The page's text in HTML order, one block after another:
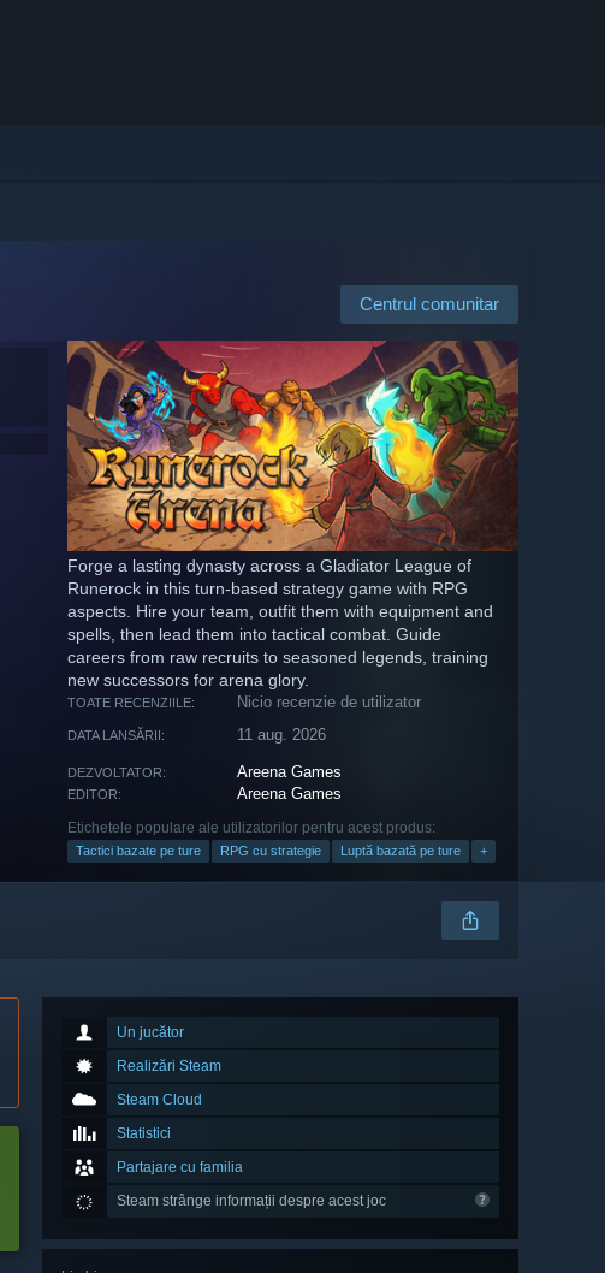
Centrul comunitar
Forge a lasting dynasty across a Gladiator League of
Runerock in this turn-based strategy game with RPG
aspects. Hire your team, outfit them with equipment and
spells, then lead them into tactical combat. Guide
careers from raw recruits to seasoned legends, training
new successors for arena glory.
TOATE RECENZIILE: Nicio recenzie de utilizator
DATA LANSĂRII: 11 aug. 2026
DEZVOLTATOR: Areena Games
EDITOR: Areena Games
Etichetele populare ale utilizatorilor pentru acest produs:
Tactici bazate pe ture RPG cu strategie Luptă bazată pe ture +
Un jucător
Realizări Steam
Steam Cloud
Statistici
Partajare cu familia
Steam strânge informații despre acest joc